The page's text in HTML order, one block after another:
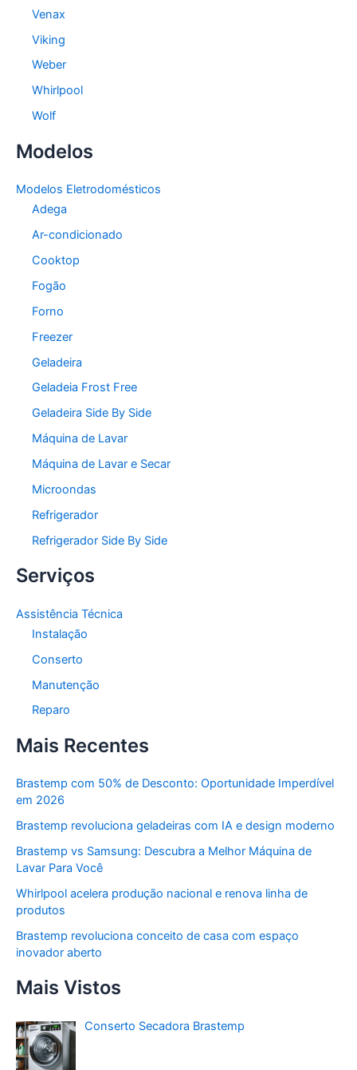
Venax
Viking
Weber
Whirlpool
Wolf
Modelos
Modelos Eletrodomésticos
Adega
Ar-condicionado
Cooktop
Fogão
Forno
Freezer
Geladeira
Geladeia Frost Free
Geladeira Side By Side
Máquina de Lavar
Máquina de Lavar e Secar
Microondas
Refrigerador
Refrigerador Side By Side
Serviços
Assistência Técnica
Instalação
Conserto
Manutenção
Reparo
Mais Recentes
Brastemp com 50% de Desconto: Oportunidade Imperdível
em 2026
Brastemp revoluciona geladeiras com IA e design moderno
Brastemp vs Samsung: Descubra a Melhor Máquina de
Lavar Para Você
Whirlpool acelera produção nacional e renova linha de
produtos
Brastemp revoluciona conceito de casa com espaço
inovador aberto
Mais Vistos
Conserto Secadora Brastemp